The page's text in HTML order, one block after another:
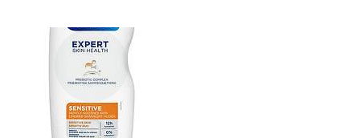
Duschtvål